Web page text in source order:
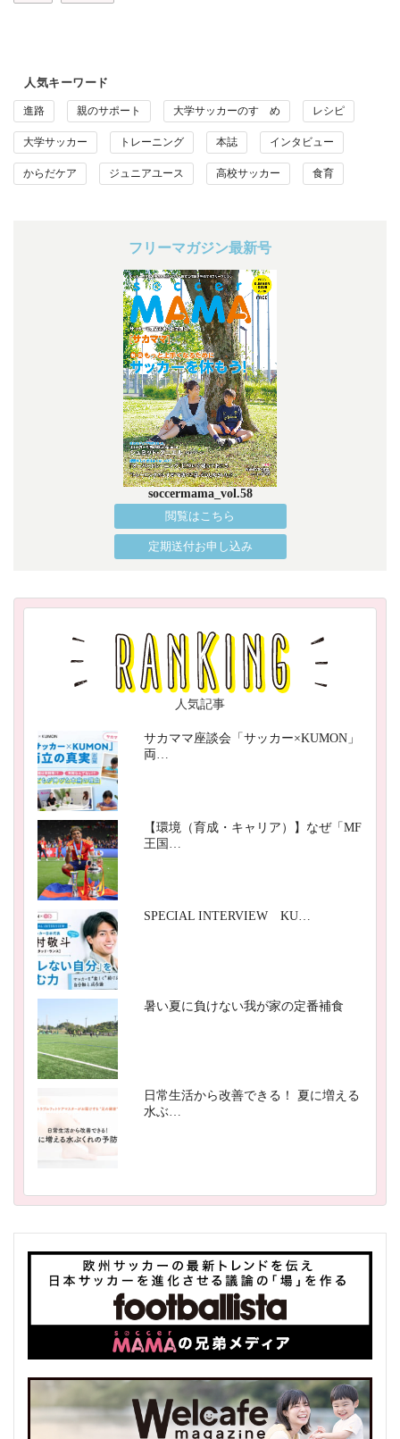
人気キーワード
進路 親のサポート 大学サッカーのすゝめ レシピ
大学サッカー トレーニング 本誌 インタビュー
からだケア ジュニアユース 高校サッカー 食育
フリーマガジン最新号
soccermama_vol.58
閲覧はこちら
定期送付お申し込み
人気記事
サカママ座談会「サッカー×KUMON」
両…
【環境（育成・キャリア）】なぜ「MF
王国…
SPECIAL INTERVIEW KU…
暑い夏に負けない我が家の定番補食
日常生活から改善できる！ 夏に増える
水ぶ…